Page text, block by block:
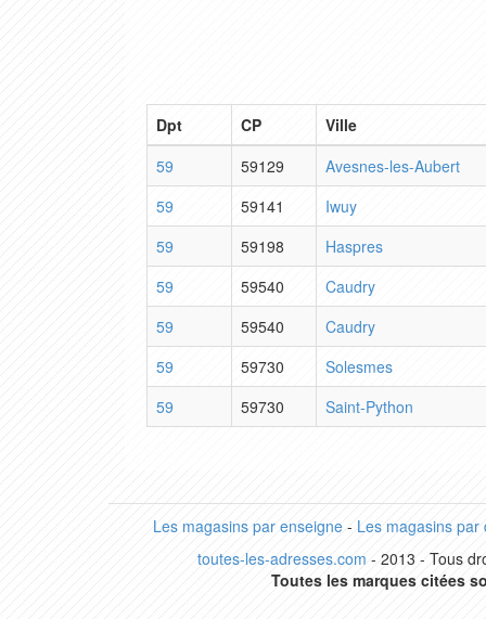
Dpt CP
Ville
59
59129
Avesnes-les-Aubert
59
59141
Iwuy
59
59198
Haspres
59
59540
Caudry
59
59540
Caudry
59
59730
Solesmes
59
59730 Saint-Python
Les magasins par enseigne- Les magasins par
toutes-les-adresses.com - 2013 - Tous
Toutes les marques citées